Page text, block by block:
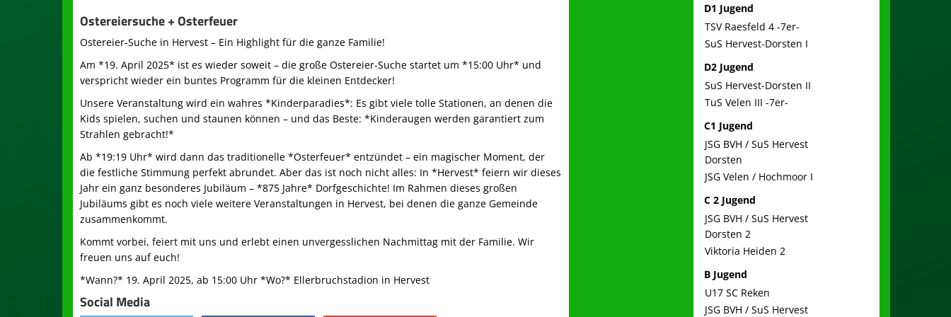
Ostereiersuche + Osterfeuer
Ostereier-Suche in Hervest – Ein Highlight für die ganze Familie!
Am *19. April 2025* ist es wieder soweit – die große Ostereier-Suche startet um *15:00 Uhr* und
verspricht wieder ein buntes Programm für die kleinen Entdecker!
Unsere Veranstaltung wird ein wahres *Kinderparadies*: Es gibt viele tolle Stationen, an denen die
Kids spielen, suchen und staunen können – und das Beste: *Kinderaugen werden garantiert zum
Strahlen gebracht!*
Ab *19:19 Uhr* wird dann das traditionelle *Osterfeuer* entzündet – ein magischer Moment, der
die festliche Stimmung perfekt abrundet. Aber das ist noch nicht alles: In *Hervest* feiern wir dieses
Jahr ein ganz besonderes Jubiläum – *875 Jahre* Dorfgeschichte! Im Rahmen dieses großen
Jubiläums gibt es noch viele weitere Veranstaltungen in Hervest, bei denen die ganze Gemeinde
zusammenkommt.
Kommt vorbei, feiert mit uns und erlebt einen unvergesslichen Nachmittag mit der Familie. Wir
freuen uns auf euch!
*Wann?* 19. April 2025, ab 15:00 Uhr *Wo?* Ellerbruchstadion in Hervest
Social Media
D1 Jugend
TSV Raesfeld 4 -7er-
SuS Hervest-Dorsten I
D2 Jugend
SuS Hervest-Dorsten II
TuS Velen III -7er-
C1 Jugend
JSG BVH / SuS Hervest
Dorsten
JSG Velen / Hochmoor I
C 2 Jugend
JSG BVH / SuS Hervest
Dorsten 2
Viktoria Heiden 2
B Jugend
U17 SC Reken
JSG BVH / SuS Hervest